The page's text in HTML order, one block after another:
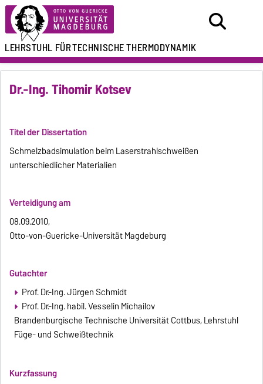
LEHRSTUHL FÜRTECHNISCHE THERMODYNAMIK
Dr.-Ing. Tihomir Kotsev
Titel der Dissertation
Schmelzbadsimulation beim Laserstrahlschweißen
unterschiedlicher Materialien
Verteidigung am
08.09.2010,
Otto-von-Guericke-Universität Magdeburg
Gutachter
Prof. Dr.-Ing. Jürgen Schmidt
Prof. Dr.-Ing. habil. Vesselin Michailov
Brandenburgische Technische Universität Cottbus, Lehrstuhl
Füge- und Schweißtechnik
Kurzfassung